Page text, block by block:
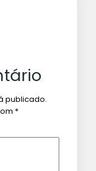
publicado.
*